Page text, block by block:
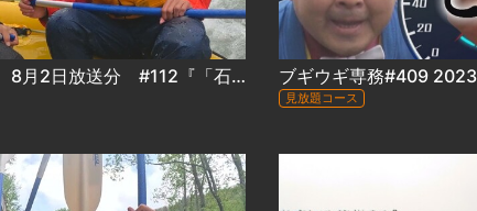
ハレバレティモンディ 8月2日放送分 #112『「石狩川完全制覇」前田裕太が初参戦！』 ブギウギ専務#409
見放題コース